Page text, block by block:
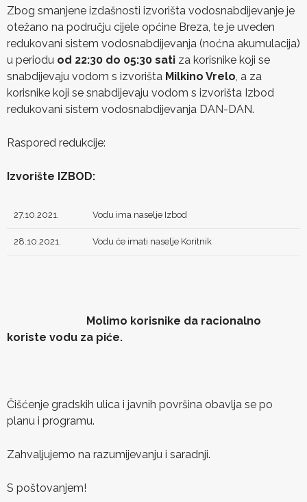
Zbog smanjene izdašnosti izvorišta vodosnabdijevanje je
otežano na području cijele općine Breza, te je uveden
redukovani sistem vodosnabdijevanja (noćna akumulacija)
u periodu od 22:30 do 05:30 sati za korisnike koji se
snabdijevaju vodom s izvorišta Milkino Vrelo, a za
korisnike koji se snabdijevaju vodom s izvorišta Izbod
redukovani sistem vodosnabdijevanja DAN-DAN.
Raspored redukcije:
Izvorište IZBOD:
27.10.2021. Vodu ima naselje Izbod
28.10.2021. Vodu će imati naselje Koritnik
Molimo korisnike da racionalno
koriste vodu za piće.
Čišćenje gradskih ulica i javnih površina obavlja se po
planu i programu.
Zahvaljujemo na razumijevanju i saradnji.
S poštovanjem!